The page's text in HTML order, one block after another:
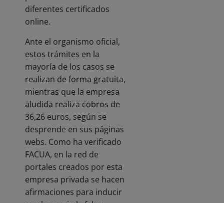
diferentes certificados
online.
Ante el organismo oficial,
estos trámites en la
mayoría de los casos se
realizan de forma gratuita,
mientras que la empresa
aludida realiza cobros de
36,26 euros, según se
desprende en sus páginas
webs. Como ha verificado
FACUA, en la red de
portales creados por esta
empresa privada se hacen
afirmaciones para inducir